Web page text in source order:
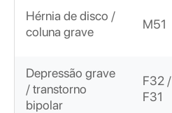
Hérnia de disco /
coluna grave
M51
Depressão grave
/ transtorno
bipolar
F32 /
F31